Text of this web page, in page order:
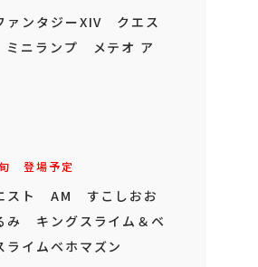
ァンタジーXIV クエス
ミニランプ メテオ ア